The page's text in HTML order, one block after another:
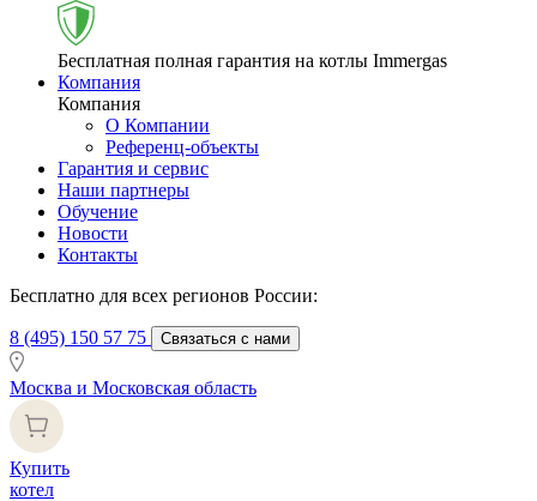
Бесплатная полная гарантия на котлы Immergas
Компания
Компания
О Компании
Референц-объекты
Гарантия и сервис
Наши партнеры
Обучение
Новости
Контакты
Бесплатно для всех регионов России:
8 (495) 150 57 75 Связаться с нами
Москва и Московская область
Купить
котел